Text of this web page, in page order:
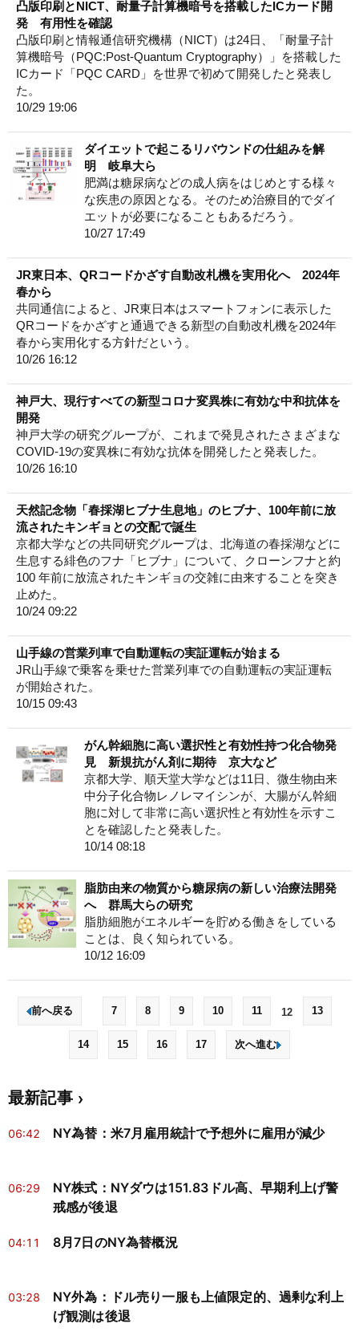
凸版印刷とNICT、耐量子計算機暗号を搭載したICカード開
発 有用性を確認
凸版印刷と情報通信研究機構（NICT）は24日、「耐量子計
算機暗号（PQC:Post-Quantum Cryptography）」を搭載した
ICカード「PQC CARD」を世界で初めて開発したと発表し
た。
10/29 19:06
ダイエットで起こるリバウンドの仕組みを解
明 岐阜大ら
肥満は糖尿病などの成人病をはじめとする様々
な疾患の原因となる。そのため治療目的でダイ
エットが必要になることもあるだろう。
10/27 17:49
JR東日本、QRコードかざす自動改札機を実用化へ 2024年
春から
共同通信によると、JR東日本はスマートフォンに表示した
QRコードをかざすと通過できる新型の自動改札機を2024年
春から実用化する方針だという。
10/26 16:12
神戸大、現行すべての新型コロナ変異株に有効な中和抗体を
開発
神戸大学の研究グループが、これまで発見されたさまざまな
COVID-19の変異株に有効な抗体を開発したと発表した。
10/26 16:10
天然記念物「春採湖ヒブナ生息地」のヒブナ、100年前に放
流されたキンギョとの交配で誕生
京都大学などの共同研究グループは、北海道の春採湖などに
生息する緋色のフナ「ヒブナ」について、クローンフナと約
100 年前に放流されたキンギョの交雑に由来することを突き
止めた。
10/24 09:22
山手線の営業列車で自動運転の実証運転が始まる
JR山手線で乗客を乗せた営業列車での自動運転の実証運転
が開始された。
10/15 09:43
がん幹細胞に高い選択性と有効性持つ化合物発
見 新規抗がん剤に期待 京大など
京都大学、順天堂大学などは11日、微生物由来
中分子化合物レノレマイシンが、大腸がん幹細
胞に対して非常に高い選択性と有効性を示すこ
とを確認したと発表した。
10/14 08:18
脂肪由来の物質から糖尿病の新しい治療法開発
へ 群馬大らの研究
脂肪細胞がエネルギーを貯める働きをしている
ことは、良く知られている。
10/12 16:09
前へ戻る 7 8 9 10 11 12 13
14 15 16 17 次へ進む
最新記事
06:42 NY為替：米7月雇用統計で予想外に雇用が減少
06:29
NY株式：NYダウは151.83ドル高、早期利上げ警
戒感が後退
04:11 8月7日のNY為替概況
03:28
NY外為：ドル売り一服も上値限定的、過剰な利上
げ観測は後退